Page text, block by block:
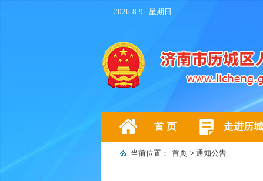
2026-8-9 星期日
首 页 走进历城
当前位置： 首页 > 通知公告